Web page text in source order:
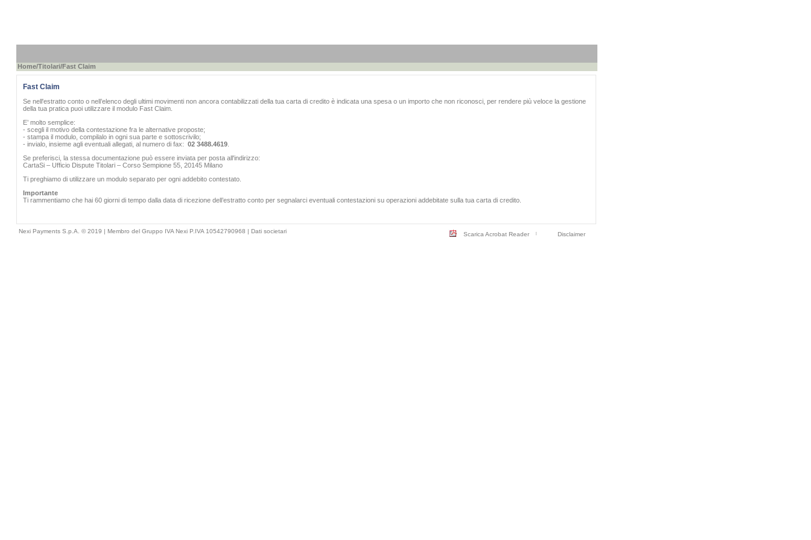
Home/Titolari/Fast Claim
Fast Claim
Se nell'estratto conto o nell’elenco degli ultimi movimenti non ancora contabilizzati della tua carta di credito è indicata una spesa o un importo che non riconosci, per rendere più veloce la gestione
della tua pratica puoi utilizzare il modulo Fast Claim.
E’ molto semplice:
- scegli il motivo della contestazione fra le alternative proposte;
- stampa il modulo, compilalo in ogni sua parte e sottoscrivilo;
- invialo, insieme agli eventuali allegati, al numero di fax: 02 3488.4619.
Se preferisci, la stessa documentazione può essere inviata per posta all'indirizzo:
CartaSi – Ufficio Dispute Titolari – Corso Sempione 55, 20145 Milano
Ti preghiamo di utilizzare un modulo separato per ogni addebito contestato.
Importante
Ti rammentiamo che hai 60 giorni di tempo dalla data di ricezione dell’estratto conto per segnalarci eventuali contestazioni su operazioni addebitate sulla tua carta di credito.
Nexi Payments S.p.A. © 2019 | Membro del Gruppo IVA Nexi P.IVA 10542790968 | Dati societari Scarica Acrobat Reader Disclaimer